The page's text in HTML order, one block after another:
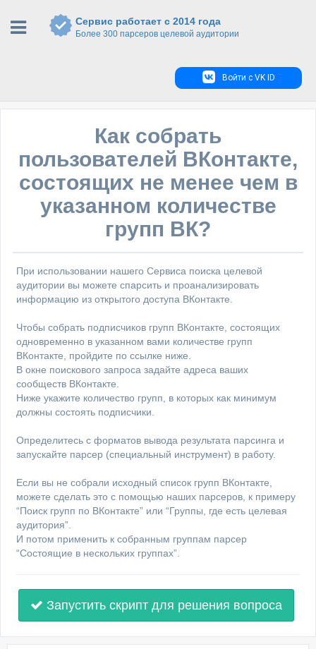
Сервис работает с 2014 года
Более 300 парсеров целевой аудитории
Войти с VK ID
Как собрать
пользователей ВКонтакте,
состоящих не менее чем в
указанном количестве
групп ВК?
При использовании нашего Сервиса поиска целевой
аудитории вы можете спарсить и проанализировать
информацию из открытого доступа ВКонтакте.
Чтобы собрать подписчиков групп ВКонтакте, состоящих
одновременно в указанном вами количестве групп
ВКонтакте, пройдите по ссылке ниже.
В окне поискового запроса задайте адреса ваших
сообществ ВКонтакте.
Ниже укажите количество групп, в которых как минимум
должны состоять подписчики.
Определитесь с форматов вывода результата парсинга и
запускайте парсер (специальный инструмент) в работу.
Если вы не собрали исходный список групп ВКонтакте,
можете сделать это с помощью наших парсеров, к примеру
“Поиск групп по ВКонтакте” или “Группы, где есть целевая
аудитория”.
И потом применить к собранным группам парсер
“Состоящие в нескольких группах”.
Запустить скрипт для решения вопроса